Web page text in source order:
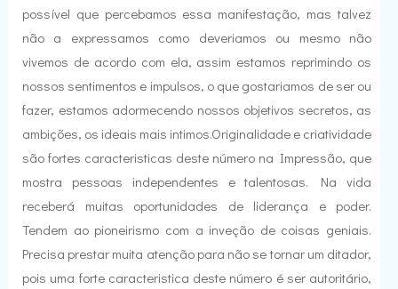
possível que percebamos essa manifestação, mas talvez
não a expressamos como deveriamos ou mesmo não
vivemos de acordo com ela, assim estamos reprimindo os
nossos sentimentos e impulsos, o que gostariamos de ser ou
fazer, estamos adormecendo nossos objetivos secretos, as
ambições, os ideais mais intimos.Originalidade e criatividade
são fortes caracteristicas deste número na Impressão, que
mostra pessoas independentes e talentosas. Na vida
receberá muitas oportunidades de liderança e poder.
Tendem ao pioneirismo com a inveção de coisas geniais.
Precisa prestar muita atenção para não se tornar um ditador,
pois uma forte caracteristica deste número é ser autoritário,